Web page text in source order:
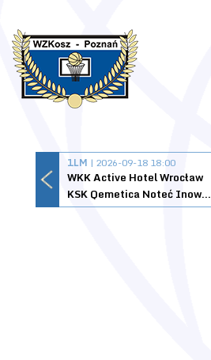
1LM | 2026-09-18 18:00
WKK Active Hotel Wrocław
KSK Qemetica Noteć Inowrocław